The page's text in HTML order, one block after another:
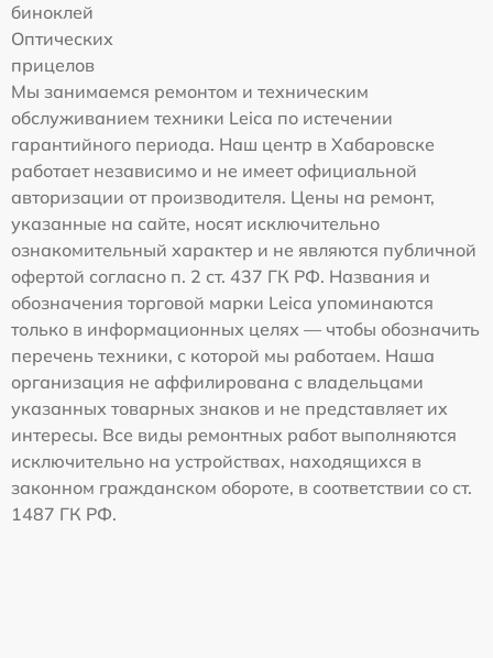
биноклей
Оптических
прицелов
Мы занимаемся ремонтом и техническим
обслуживанием техники Leica по истечении
гарантийного периода. Наш центр в Хабаровске
работает независимо и не имеет официальной
авторизации от производителя. Цены на ремонт,
указанные на сайте, носят исключительно
ознакомительный характер и не являются публичной
офертой согласно п. 2 ст. 437 ГК РФ. Названия и
обозначения торговой марки Leica упоминаются
только в информационных целях — чтобы обозначить
перечень техники, с которой мы работаем. Наша
организация не аффилирована с владельцами
указанных товарных знаков и не представляет их
интересы. Все виды ремонтных работ выполняются
исключительно на устройствах, находящихся в
законном гражданском обороте, в соответствии со ст.
1487 ГК РФ.